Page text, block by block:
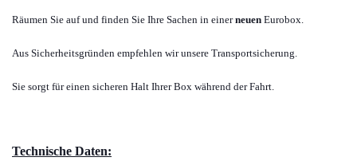
Räumen Sie auf und finden Sie Ihre Sachen in einerneuen Eurobox.
Aus Sicherheitsgründen empfehlen wir unsere Transportsicherung.
Sie sorgt für einen sicheren Halt Ihrer Box während der Fahrt.
Technische Daten: